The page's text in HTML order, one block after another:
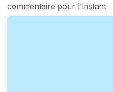
commentaire pour l'instant